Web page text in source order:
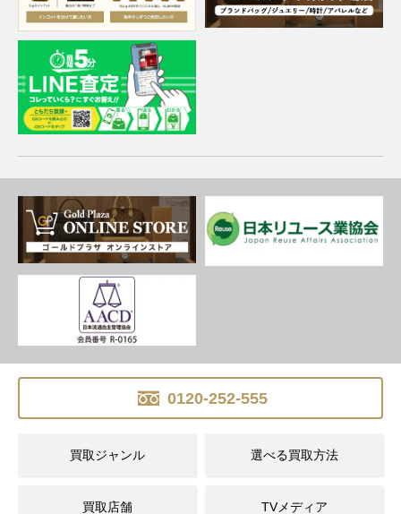
0120-252-555
買取ジャンル 選べる買取方法
買取店舗 TVメディア